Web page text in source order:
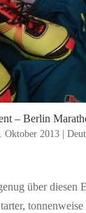
– Berlin
Oktober 2013|
über diesen
tonnenweise